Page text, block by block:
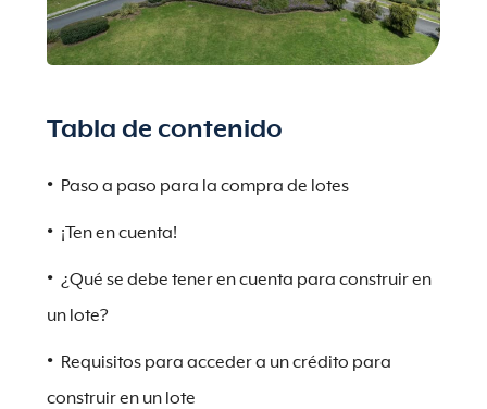
Tabla de contenido
Paso a paso para la compra de lotes
¡Ten en cuenta!
¿Qué se debe tener en cuenta para construir en
un lote?
Requisitos para acceder a un crédito para
construir en un lote